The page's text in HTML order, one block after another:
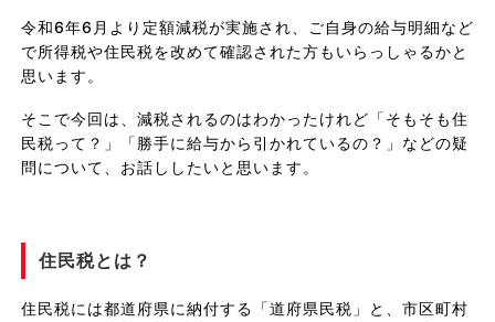
令和6年6月より定額減税が実施され、ご自身の給与明細など
で所得税や住民税を改めて確認された方もいらっしゃるかと
思います。
そこで今回は、減税されるのはわかったけれど「そもそも住
民税って？」「勝手に給与から引かれているの？」などの疑
問について、お話ししたいと思います。
住民税とは？
住民税には都道府県に納付する「道府県民税」と、市区町村